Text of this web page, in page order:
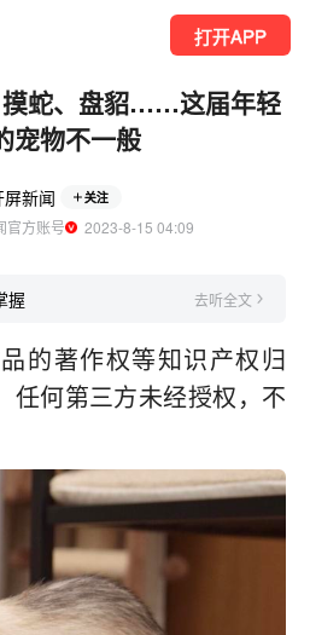
打开APP
摸蛇、盘貂……这届年轻
宠物不一般
屏新闻 关注
官方账号
  2023-8-15 04:09
握 去听全文
的著作权等知识产权归
任何第三方未经授权，不